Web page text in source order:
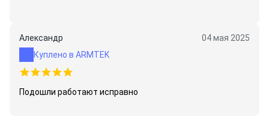
Александр
04 мая 2025
Куплено в ARMTEK
Подошли работают исправно